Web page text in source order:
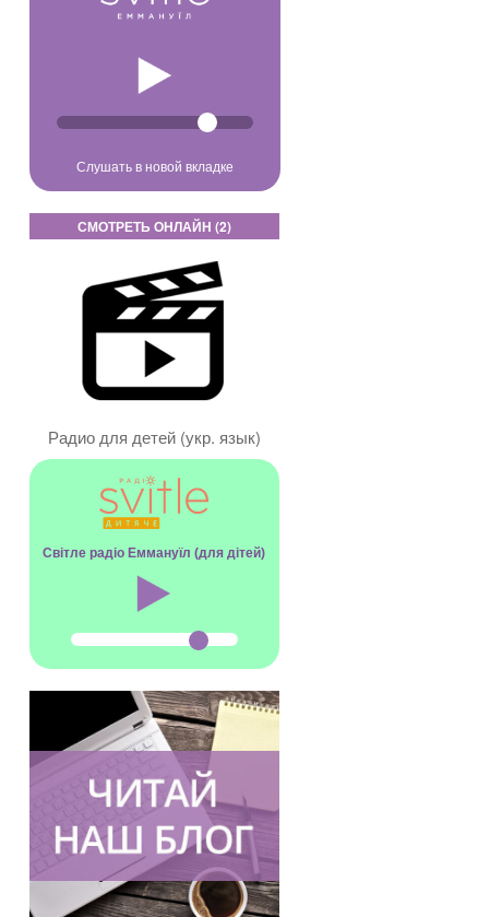
Слушать в новой вкладке
СМОТРЕТЬ ОНЛАЙН (2)
Радио для детей (укр. язык)
Світле радіо Еммануїл (для дітей)